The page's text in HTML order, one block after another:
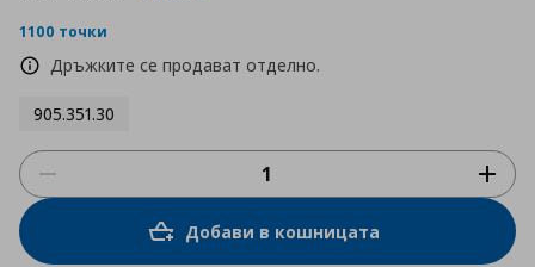
1100 точки
Дръжките се продават отделно.
905.351.30
Добави в кошницата